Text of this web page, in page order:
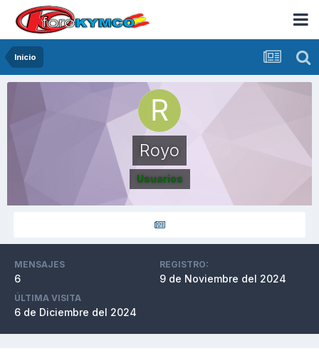
Inicio
Royo
Usuarios
MENSAJES
6
REGISTRO:
9 de Noviembre del 2024
ÚLTIMA VISITA
6 de Diciembre del 2024